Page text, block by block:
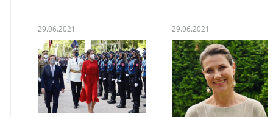
29.06.2021 29.06.2021